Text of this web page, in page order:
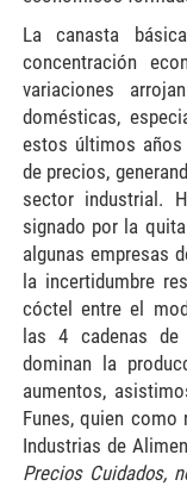
La canasta
concentración
variaciones
domésticas,
estos últimos
de precios,
sector industrial.
signado por la
algunas empresas
la incertidumbre
cóctel entre el
las 4 cadenas de
dominan la
aumentos,
Funes, quien como
Industrias de
Precios Cuidados,